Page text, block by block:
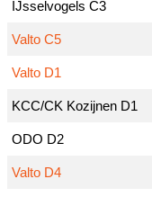
IJsselvogels C3
Valto C5
Valto D1
KCC/CK Kozijnen D1
ODO D2
Valto D4